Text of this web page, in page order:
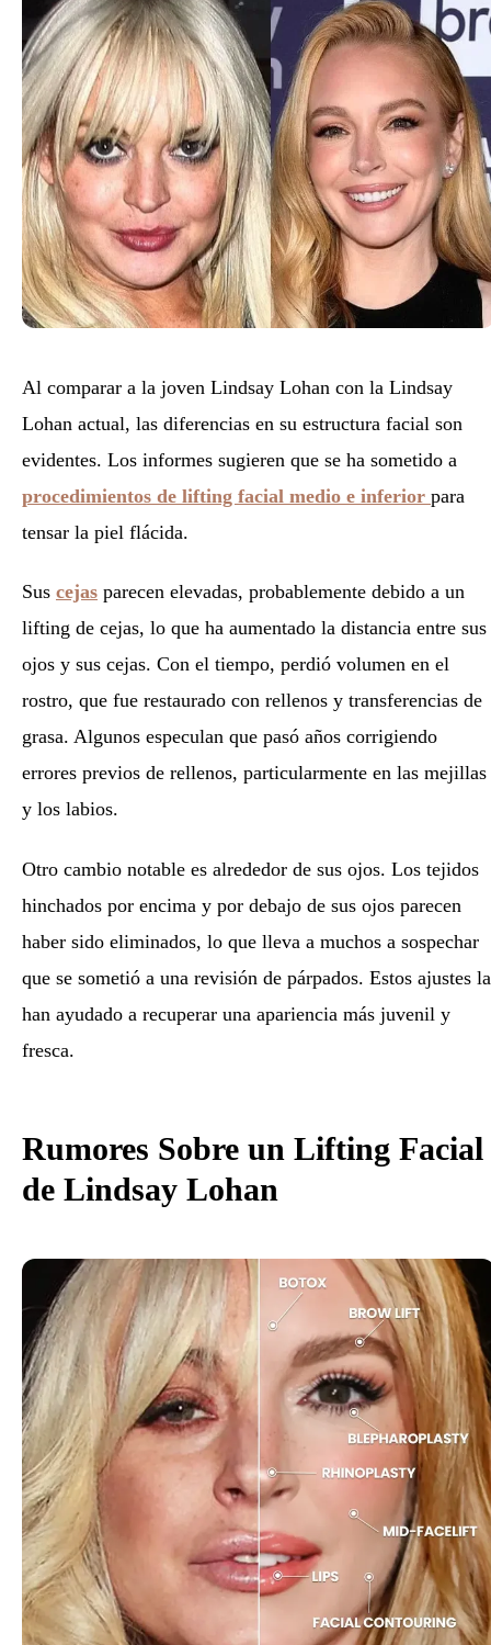
Al comparar a la joven Lindsay Lohan con la Lindsay
Lohan actual, las diferencias en su estructura facial son
evidentes. Los informes sugieren que se ha sometido a
procedimientos de lifting facial medio e inferior para
tensar la piel flácida.
Sus cejas parecen elevadas, probablemente debido a un
lifting de cejas, lo que ha aumentado la distancia entre sus
ojos y sus cejas. Con el tiempo, perdió volumen en el
rostro, que fue restaurado con rellenos y transferencias de
grasa. Algunos especulan que pasó años corrigiendo
errores previos de rellenos, particularmente en las mejillas
y los labios.
Otro cambio notable es alrededor de sus ojos. Los tejidos
hinchados por encima y por debajo de sus ojos parecen
haber sido eliminados, lo que lleva a muchos a sospechar
que se sometió a una revisión de párpados. Estos ajustes la
han ayudado a recuperar una apariencia más juvenil y
fresca.
Rumores Sobre un Lifting Facial
de Lindsay Lohan